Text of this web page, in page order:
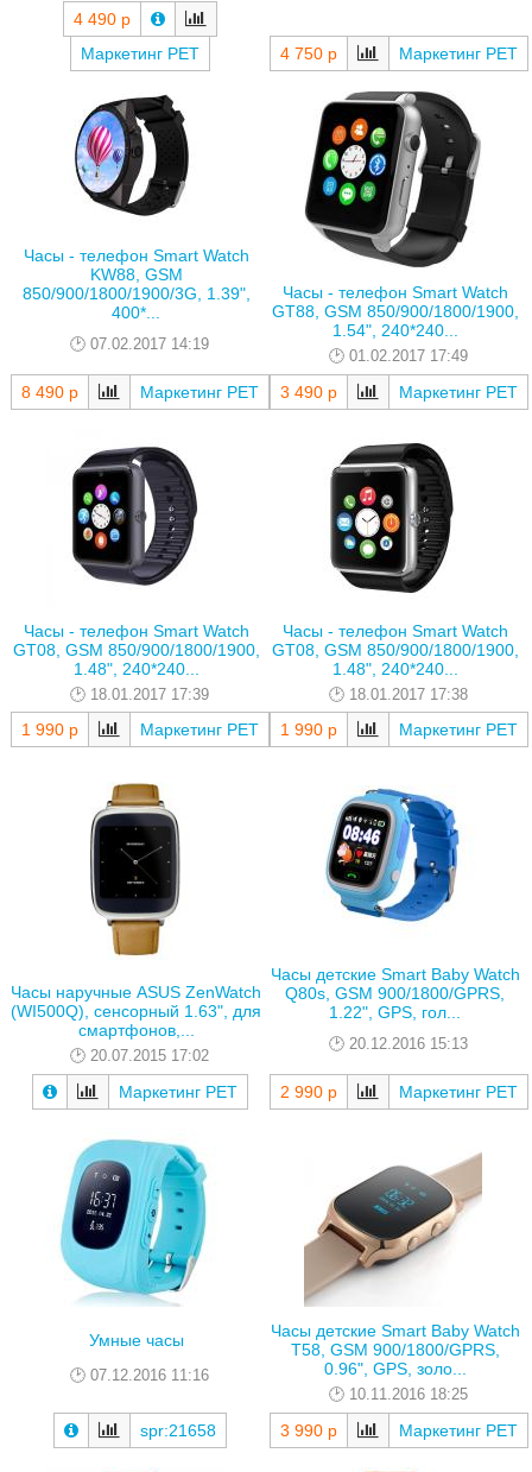
4 490 р
Маркетинг РЕТ
4 750 р Маркетинг РЕТ
Часы - телефон Smart Watch
KW88, GSM
850/900/1800/1900/3G, 1.39",
400*...
07.02.2017 14:19
8 490 р Маркетинг РЕТ
Часы - телефон Smart Watch
GT88, GSM 850/900/1800/1900,
1.54", 240*240...
01.02.2017 17:49
3 490 р Маркетинг РЕТ
Часы - телефон Smart Watch
GT08, GSM 850/900/1800/1900,
1.48", 240*240...
18.01.2017 17:39
1 990 р Маркетинг РЕТ
Часы - телефон Smart Watch
GT08, GSM 850/900/1800/1900,
1.48", 240*240...
18.01.2017 17:38
1 990 р Маркетинг РЕТ
Часы наручные ASUS ZenWatch
(WI500Q), сенсорный 1.63", для
смартфонов,...
20.07.2015 17:02
Маркетинг РЕТ
Часы детские Smart Baby Watch
Q80s, GSM 900/1800/GPRS,
1.22", GPS, гол...
20.12.2016 15:13
2 990 р Маркетинг РЕТ
Умные часы
07.12.2016 11:16
spr:21658
Часы детские Smart Baby Watch
T58, GSM 900/1800/GPRS,
0.96", GPS, золо...
10.11.2016 18:25
3 990 р Маркетинг РЕТ